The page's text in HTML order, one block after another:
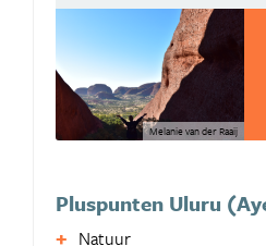
Melanie van der Raaij
Pluspunten Uluru
Natuur